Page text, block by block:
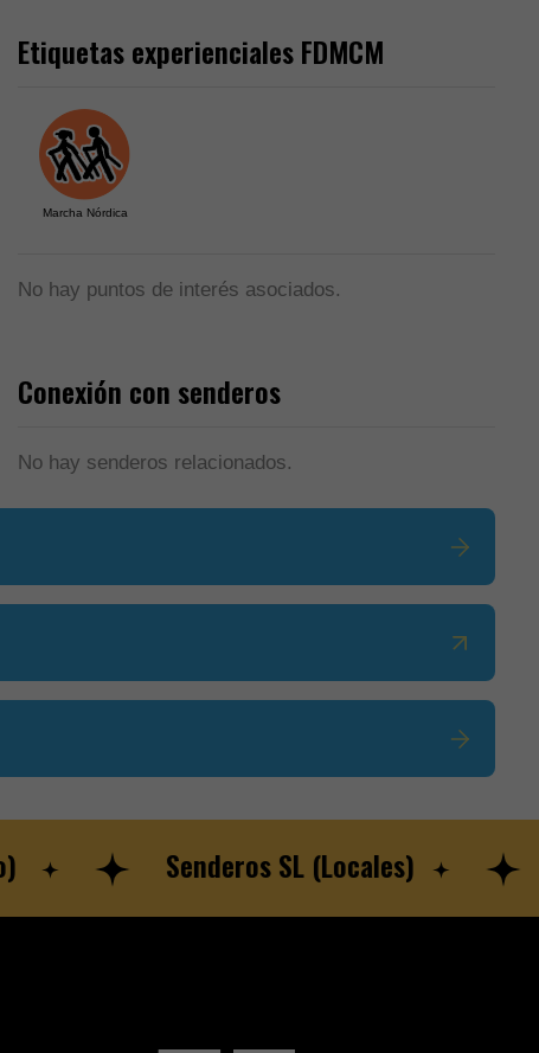
Etiquetas experienciales FDMCM
Marcha Nórdica
No hay puntos de interés asociados.
Conexión con senderos
No hay senderos relacionados.
Senderos SL (Locales)